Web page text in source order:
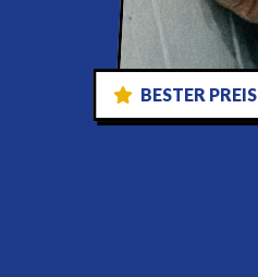
BESTER PREIS